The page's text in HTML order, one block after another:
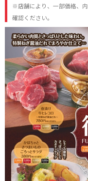
※店舗により、一部価格、
確認ください。